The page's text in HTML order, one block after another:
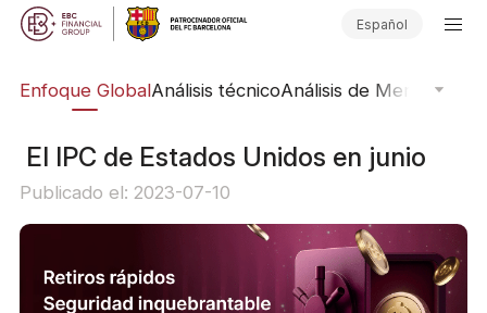
Español
Enfoque GlobalAnálisis técnicoAnálisis de Mercado
​ El IPC de Estados Unidos en junio
Publicado el: 2023-07-10